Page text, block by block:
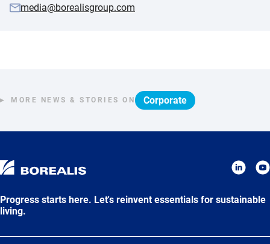
media@borealisgroup.com
MORE NEWS & STORIES ON Corporate
Progress starts here. Let's reinvent essentials for sustainable
living.